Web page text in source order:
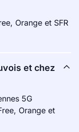
Orange et SFR
et chez
5G
Orange et